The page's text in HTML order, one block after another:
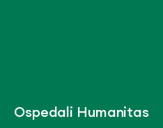
Ospedali Humanitas